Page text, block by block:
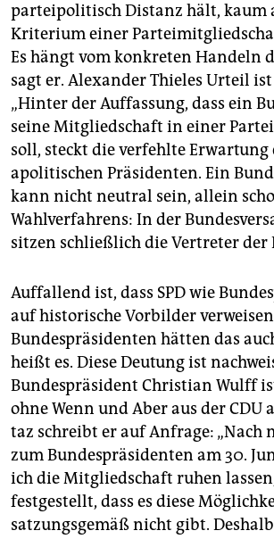
parteipolitisch Dis­tanz hält, kaum
Kriterium einer
Es hängt vom konkreten Handeln
sagt er. Alexander Thieles Urteil
„Hinter der Auffassung, dass ein
seine Mitgliedschaft in einer
soll, steckt die verfehlte Erwartung
apolitischen Präsidenten. Ein
kann nicht neutral sein, allein
Wahlverfahrens: In der
sitzen schließlich die Vertreter der
Auffallend ist, dass SPD wie
auf historische Vorbilder
Bundespräsidenten hätten das
heißt es. Diese Deutung ist
Bundespräsident Christian Wulff
ohne Wenn und Aber aus der CDU
taz schreibt er auf Anfrage: „Nach
zum Bundespräsidenten am 30.
ich die Mitgliedschaft ruhen
festgestellt, dass es diese
satzungsgemäß nicht gibt.